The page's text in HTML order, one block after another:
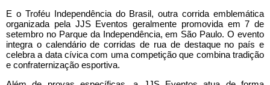
E o Troféu Independência do Brasil, outra corrida emblemática
organizada pela JJS Eventos geralmente promovida em 7 de
setembro no Parque da Independência, em São Paulo. O evento
integra o calendário de corridas de rua de destaque no país e
celebra a data cívica com uma competição que combina tradição
e confraternização esportiva.